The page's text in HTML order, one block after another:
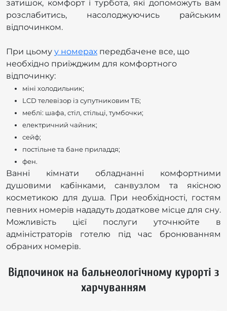
затишок, комфорт і турбота, які допоможуть вам
розслабитись, насолоджуючись райським
відпочинком.
При цьому у номерах передбачене все, що
необхідно приїжджим для комфортного
відпочинку:
міні холодильник;
LCD телевізор із супутниковим ТБ;
меблі: шафа, стіл, стільці, тумбочки;
електричний чайник;
сейф;
постільне та бане приладдя;
фен.
Ванні кімнати обладнанні комфортними
душовими кабінками, санвузлом та якісною
косметикою для душа. При необхідності, гостям
певних номерів нададуть додаткове місце для сну.
Можливість цієї послуги уточнюйте в
адміністраторів готелю під час бронюванням
обраних номерів.
Відпочинок на бальнеологічному курорті з
харчуванням